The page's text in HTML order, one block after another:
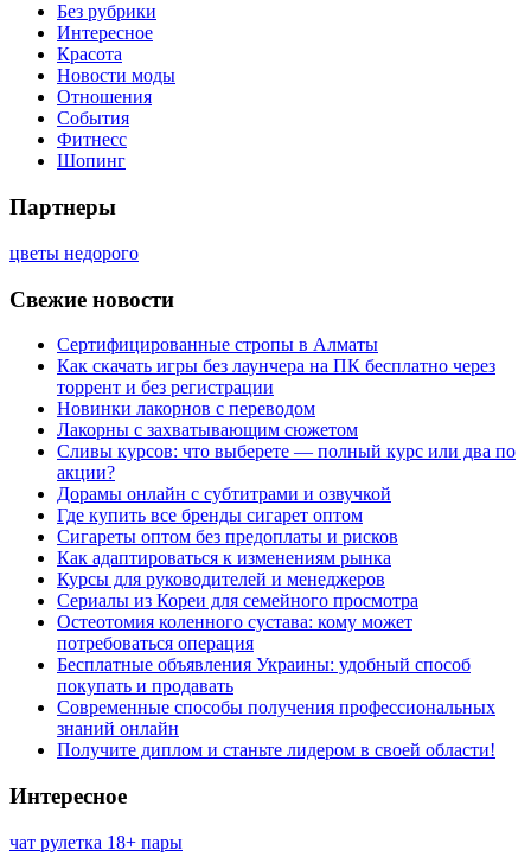
Без рубрики
Интересное
Красота
Новости моды
Отношения
События
Фитнесс
Шопинг
Партнеры
цветы недорого
Свежие новости
Сертифицированные стропы в Алматы
Как скачать игры без лаунчера на ПК бесплатно через
торрент и без регистрации
Новинки лакорнов с переводом
Лакорны с захватывающим сюжетом
Сливы курсов: что выберете — полный курс или два по
акции?
Дорамы онлайн с субтитрами и озвучкой
Где купить все бренды сигарет оптом
Сигареты оптом без предоплаты и рисков
Как адаптироваться к изменениям рынка
Курсы для руководителей и менеджеров
Сериалы из Кореи для семейного просмотра
Остеотомия коленного сустава: кому может
потребоваться операция
Бесплатные объявления Украины: удобный способ
покупать и продавать
Современные способы получения профессиональных
знаний онлайн
Получите диплом и станьте лидером в своей области!
Интересное
чат рулетка 18+ пары